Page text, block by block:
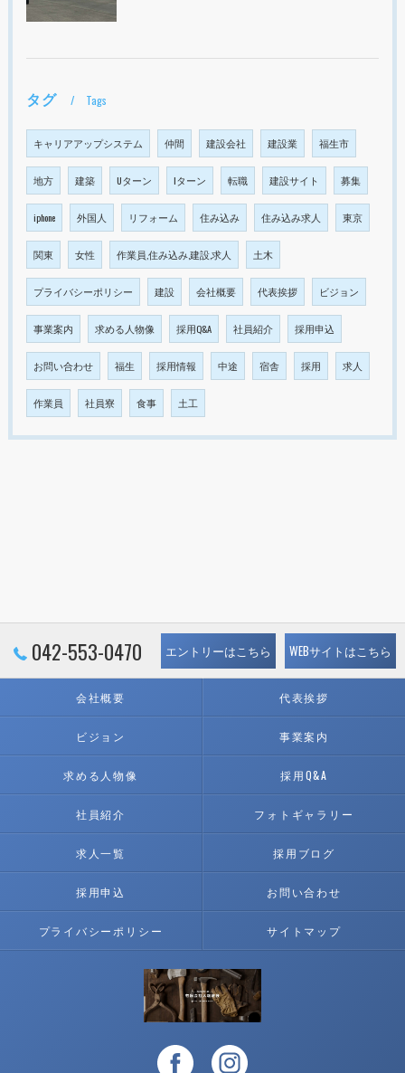
タグ Tags
キャリアアップシステム 仲間 建設会社 建設業 福生市
地方 建築 Uターン Iターン 転職 建設サイト 募集
iphone 外国人 リフォーム 住み込み 住み込み求人 東京
関東 女性 作業員,住み込み,建設,求人 土木
プライバシーポリシー 建設 会社概要 代表挨拶 ビジョン
事業案内 求める人物像 採用Q&A 社員紹介 採用申込
お問い合わせ 福生 採用情報 中途 宿舎 採用 求人
作業員 社員寮 食事 土工
042-553-0470 エントリーはこちら WEBサイトはこちら
会社概要 代表挨拶
ビジョン 事業案内
求める人物像 採用Q&A
社員紹介 フォトギャラリー
求人一覧 採用ブログ
採用申込 お問い合わせ
プライバシーポリシー サイトマップ